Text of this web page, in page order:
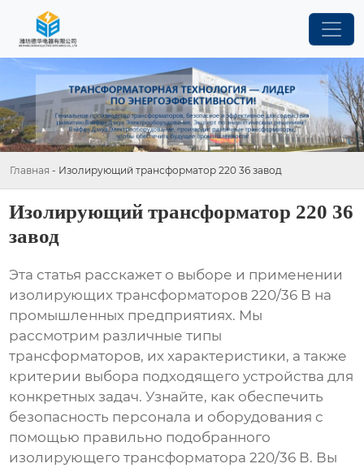
Главная - Изолирующий трансформатор 220 36 завод
Изолирующий трансформатор 220 36
завод
Эта статья расскажет о выборе и применении
изолирующих трансформаторов 220/36 В на
промышленных предприятиях. Мы
рассмотрим различные типы
трансформаторов, их характеристики, а также
критерии выбора подходящего устройства для
конкретных задач. Узнайте, как обеспечить
безопасность персонала и оборудования с
помощью правильно подобранного
изолирующего трансформатора 220/36 В. Вы